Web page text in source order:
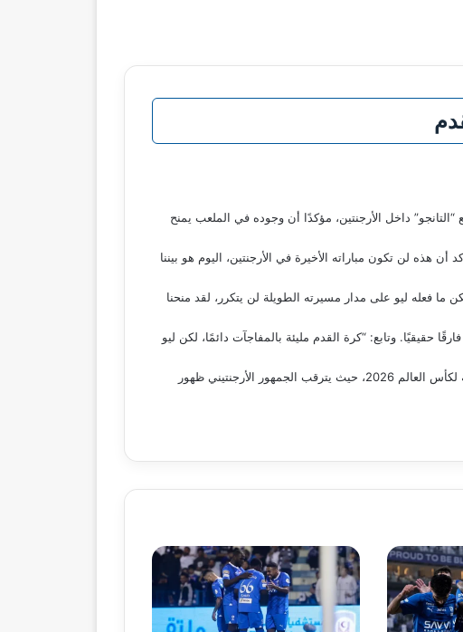
“التانجو” داخل الأرجنتين، مؤكدًا أن وجوده في الملعب يمنح
لن تكون مباراته الأخيرة في الأرجنتين، اليوم هو بيننا
ما فعله ليو على مدار مسيرته الطويلة لن يتكرر، لقد منحنا
وتابع: “كرة القدم مليئة بالمفاجآت دائمًا، لكن ليو
ويستعد المنتخب الأرجنتيني لملاقاة فنزويلا فجر الجمعة ضمن الجولة السابعة عشرة من تصفيات قارة أمريكا الجنوبية المؤهلة لكأس العالم 2026، حيث يترقب الجمهور الأرجنتيني ظهور